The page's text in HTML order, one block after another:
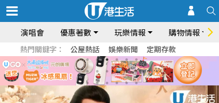
演唱會 優惠著數 玩樂情報 購物情報
熱門關鍵字： 公屋熱話 娛樂新聞 定期存款